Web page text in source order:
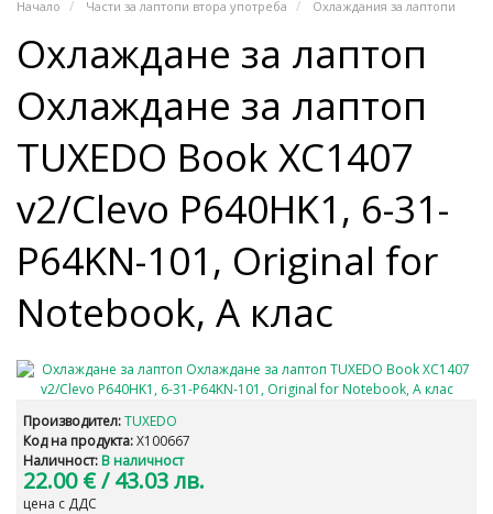
Начало Части за лаптопи втора употреба Охлаждания за лаптопи
Охлаждане за лаптоп
Охлаждане за лаптоп
TUXEDO Book XC1407
v2/Clevo P640HK1, 6-31-
P64KN-101, Original for
Notebook, A клас
Производител:TUXEDO
Код на продукта:X100667
Наличност: В наличност
22.00 €/ 43.03 лв.
цена с ДДС